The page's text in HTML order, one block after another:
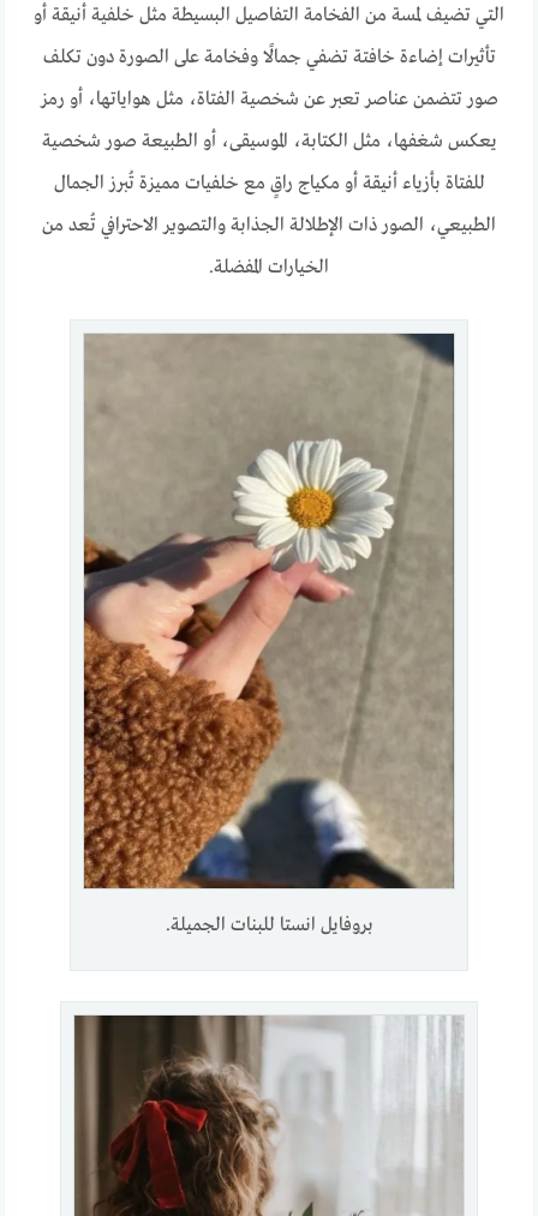
التي تضيف لمسة من الفخامة التفاصيل البسيطة مثل خلفية أنيقة أو
تأثيرات إضاءة خافتة تضفي جمالًا وفخامة على الصورة دون تكلف
صور تتضمن عناصر تعبر عن شخصية الفتاة، مثل هواياتها، أو رمز
يعكس شغفها، مثل الكتابة، الموسيقى، أو الطبيعة صور شخصية
للفتاة بأزياء أنيقة أو مكياج راقٍ مع خلفيات مميزة تُبرز الجمال
الطبيعي، الصور ذات الإطلالة الجذابة والتصوير الاحترافي تُعد من
الخيارات المفضلة.
بروفايل انستا للبنات الجميلة.